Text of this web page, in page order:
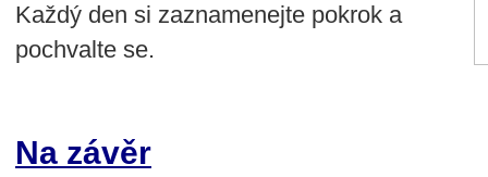
Každý den si zaznamenejte pokrok a
pochvalte se.
Na závěr